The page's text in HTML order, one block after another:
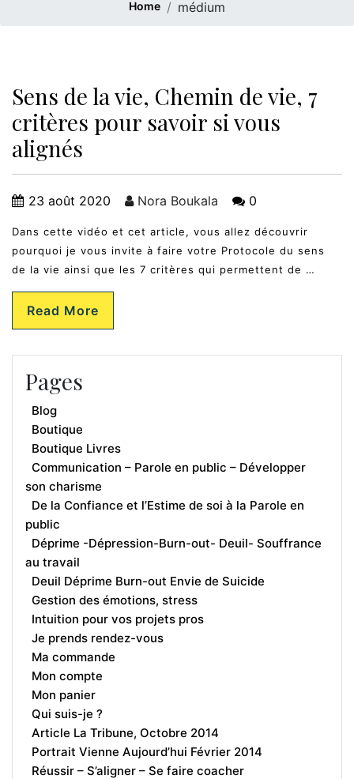
Home médium
Sens de la vie, Chemin de vie, 7
critères pour savoir si vous
alignés
23 août 2020 Nora Boukala 0
Dans cette vidéo et cet article, vous allez découvrir
pourquoi je vous invite à faire votre Protocole du sens
de la vie ainsi que les 7 critères qui permettent de …
Read More
Pages
Blog
Boutique
Boutique Livres
Communication – Parole en public – Développer
son charisme
De la Confiance et l’Estime de soi à la Parole en
public
Déprime -Dépression-Burn-out- Deuil- Souffrance
au travail
Deuil Déprime Burn-out Envie de Suicide
Gestion des émotions, stress
Intuition pour vos projets pros
Je prends rendez-vous
Ma commande
Mon compte
Mon panier
Qui suis-je ?
Article La Tribune, Octobre 2014
Portrait Vienne Aujourd’hui Février 2014
Réussir – S’aligner – Se faire coacher